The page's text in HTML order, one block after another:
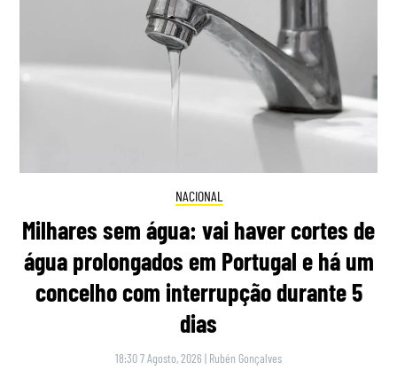
NACIONAL
Milhares sem água: vai haver cortes de
água prolongados em Portugal e há um
concelho com interrupção durante 5
dias
18:30 7 Agosto, 2026 | Rubén Gonçalves